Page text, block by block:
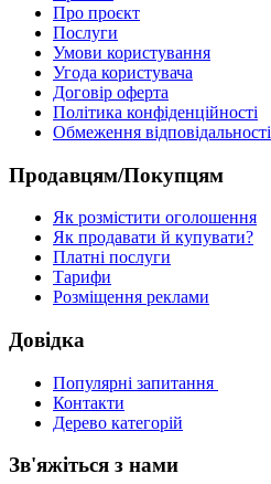
Про проєкт
Послуги
Умови користування
Угода користувача
Договір оферта
Політика конфіденційності
Обмеження відповідальності
Продавцям/Покупцям
Як розмістити оголошення
Як продавати й купувати?
Платні послуги
Тарифи
Розміщення реклами
Довідка
Популярні запитання
Контакти
Дерево категорій
Зв'яжіться з нами